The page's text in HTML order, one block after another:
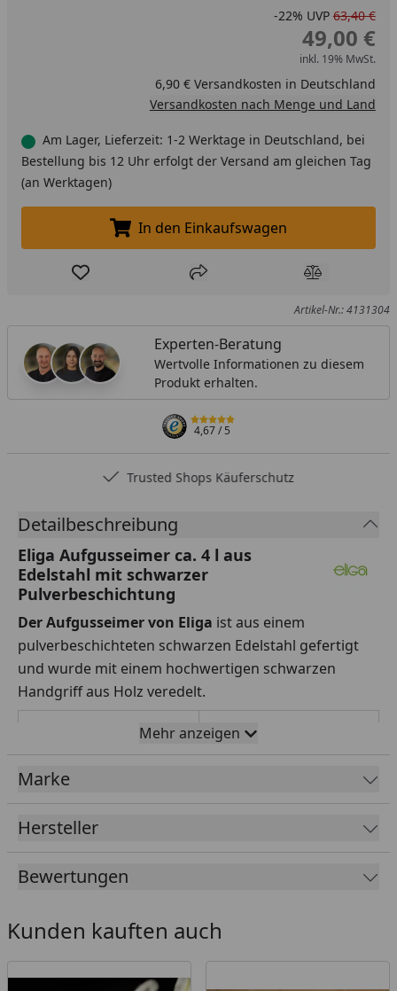
-22% UVP 63,40 €
49,00 €
inkl. 19% MwSt.
6,90 € Versandkosten in Deutschland
Versandkosten nach Menge und Land
Am Lager, Lieferzeit: 1-2 Werktage in Deutschland, bei
Bestellung bis 12 Uhr erfolgt der Versand am gleichen Tag
(an Werktagen)
In den Einkaufswagen legen
In den Einkaufswagen
Produkt zur Wunschliste hinzufügen
Teilen Produkt
Artikel-Nr.: 4131304
Experten-Beratung
Wertvolle Informationen zu diesem
Produkt erhalten.
4,67/ 5
Trusted Shops Käuferschutz
Detailbeschreibung
Eliga Aufgusseimer ca. 4 l aus
Edelstahl mit schwarzer
Pulverbeschichtung
Der Aufgusseimer von Eliga ist aus einem
pulverbeschichteten schwarzen Edelstahl gefertigt
und wurde mit einem hochwertigen schwarzen
Handgriff aus Holz veredelt.
ca. 215x150 mm (mit
Handgriff ca. 310 mm)
Gewicht:
Packmaße:
Mehr anzeigen
Marke
Hersteller
Bewertungen
Kunden kauften auch